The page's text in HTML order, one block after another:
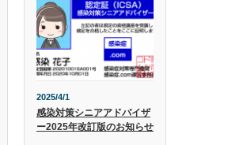
2025/4/1
感染対策シニアアドバイザ
ー2025年改訂版のお知らせ